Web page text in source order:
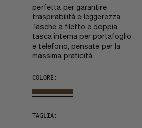
perfetta per garantire
traspirabilità e leggerezza.
Tasche a filetto e doppia
tasca interna per portafoglio
e telefono, pensate per la
massima praticità.
COLORE:
TAGLIA: